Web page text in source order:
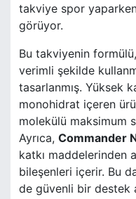
takviye spor
görüyor.
Bu takviyenin
verimli şekilde
tasarlanmış. Yüksek
monohidrat içeren
molekülü maksimum
Ayrıca, Commander
katkı maddelerinden
bileşenleri içerir. Bu
de güvenli bir destek